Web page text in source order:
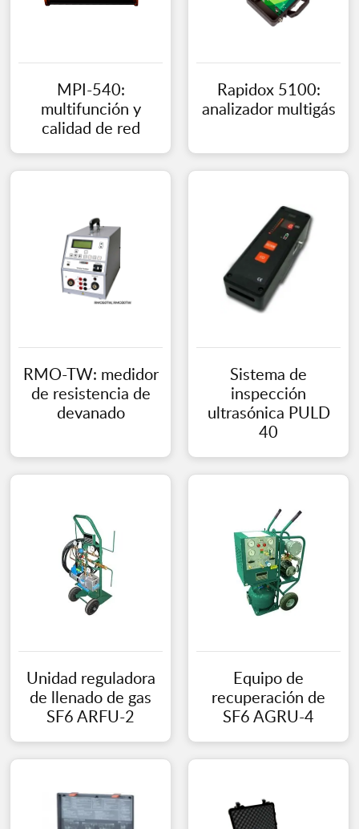
MPI-540:
multifunción y
calidad de red
Rapidox 5100:
analizador multigás
RMO-TW: medidor
de resistencia de
devanado
Sistema de
inspección
ultrasónica PULD
40
Unidad reguladora
de llenado de gas
SF6 ARFU-2
Equipo de
recuperación de
SF6 AGRU-4